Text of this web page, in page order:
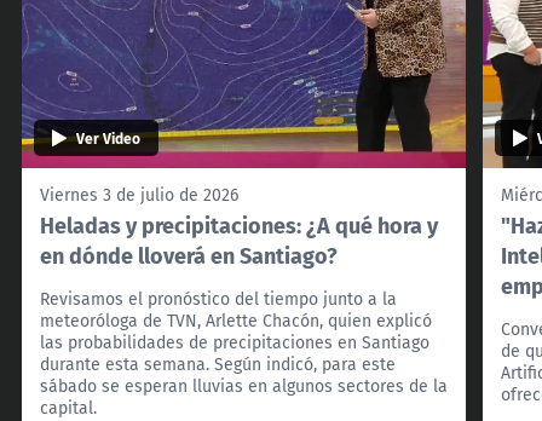
Ver Video
Viernes 3 de julio de 2026
Heladas y precipitaciones: ¿A qué hora y
en dónde lloverá en Santiago?
Revisamos el pronóstico del tiempo junto a la
meteoróloga de TVN, Arlette Chacón, quien explicó
las probabilidades de precipitaciones en Santiago
durante esta semana. Según indicó, para este
sábado se esperan lluvias en algunos sectores de la
capital.
de